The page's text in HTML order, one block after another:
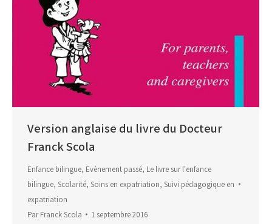
Version anglaise du livre du Docteur
Franck Scola
Enfance bilingue, Evènement passé, Le livre sur l'enfance
bilingue, Scolarité, Soins en expatriation, Suivi pédagogique en
expatriation
ParFranck Scola 1 septembre 2016